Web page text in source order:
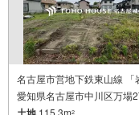
なオープンハ
名古屋市営地下鉄東山線
愛知県名古屋市中川区万場
115.3m2